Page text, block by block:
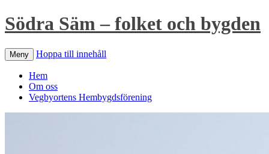
Södra Säm – folket och bygden
Meny Hoppa till innehåll
Hem
Om oss
Vegbyortens Hembygdsförening